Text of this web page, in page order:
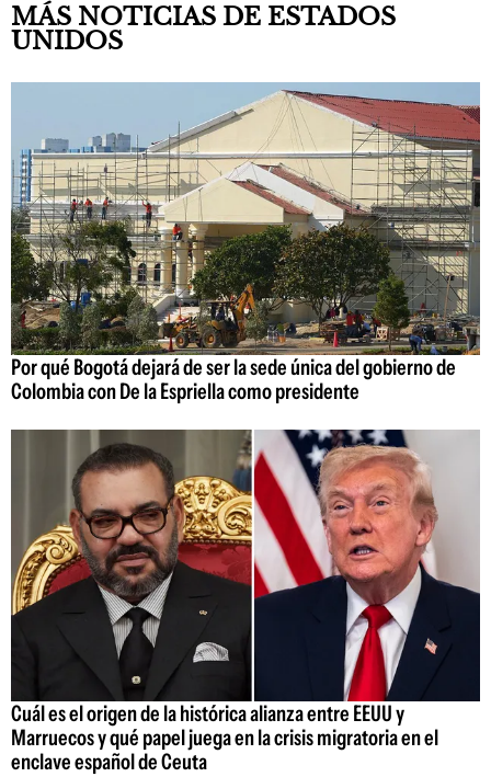
MÁS NOTICIAS DE ESTADOS
UNIDOS
Por qué Bogotá dejará de ser la sede única del gobierno de
Colombia con De la Espriella como presidente
Cuál es el origen de la histórica alianza entre EEUU y
Marruecos y qué papel juega en la crisis migratoria en el
enclave español de Ceuta